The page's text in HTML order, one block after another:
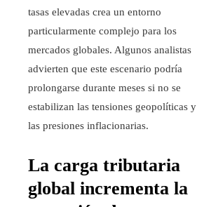
tasas elevadas crea un entorno
particularmente complejo para los
mercados globales. Algunos analistas
advierten que este escenario podría
prolongarse durante meses si no se
estabilizan las tensiones geopolíticas y
las presiones inflacionarias.
La carga tributaria
global incrementa la